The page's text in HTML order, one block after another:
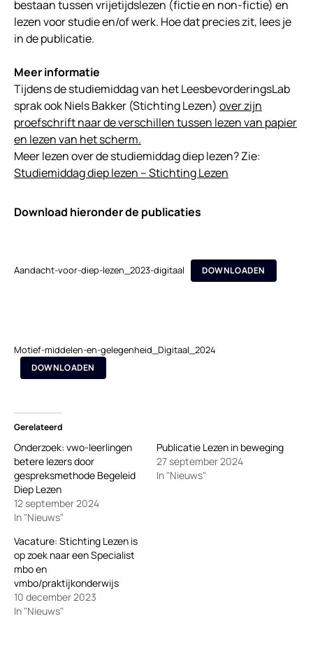
bestaan tussen vrijetijdslezen (fictie en non-fictie) en
lezen voor studie en/of werk. Hoe dat precies zit, lees je
in de publicatie.
Meer informatie
Tijdens de studiemiddag van het LeesbevorderingsLab
sprak ook Niels Bakker (Stichting Lezen) over zijn
proefschrift naar de verschillen tussen lezen van papier
en lezen van het scherm.
Meer lezen over de studiemiddag diep lezen? Zie:
Studiemiddag diep lezen – Stichting Lezen
Download hieronder de publicaties
Aandacht-voor-diep-lezen_2023-digitaal DOWNLOADEN
Motief-middelen-en-gelegenheid_Digitaal_2024
DOWNLOADEN
Gerelateerd
Onderzoek: vwo-leerlingen
betere lezers door
gespreksmethode Begeleid
Diep Lezen
12 september 2024
In "Nieuws"
Publicatie Lezen in beweging
27 september 2024
In "Nieuws"
Vacature: Stichting Lezen is
op zoek naar een Specialist
mbo en
vmbo/praktijkonderwijs
10 december 2023
In "Nieuws"